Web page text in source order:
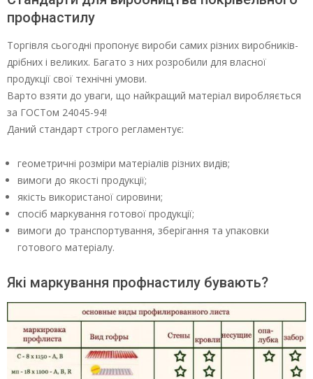
профнастилу
Торгівля сьогодні пропонує вироби самих різних виробників-
дрібних і великих. Багато з них розробили для власної
продукції свої технічні умови.
Варто взяти до уваги, що найкращий матеріал виробляється
за ГОСТом 24045-94!
Даний стандарт строго регламентує:
геометричні розміри матеріалів різних видів;
вимоги до якості продукції;
якість використаної сировини;
спосіб маркування готової продукції;
вимоги до транспортування, зберігання та упаковки
готового матеріалу.
Які маркування профнастилу бувають?